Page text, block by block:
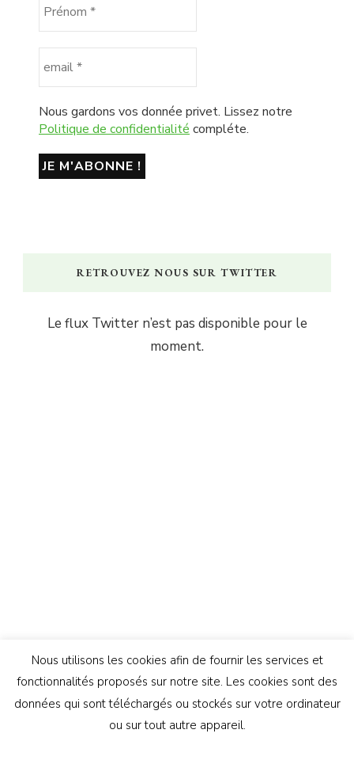
Nous gardons vos donnée privet. Lissez notre
Politique de confidentialité compléte.
RETROUVEZ NOUS SUR TWITTER
Le flux Twitter n’est pas disponible pour le
moment.
Nous utilisons les cookies afin de fournir les services et
fonctionnalités proposés sur notre site. Les cookies sont des
données qui sont téléchargés ou stockés sur votre ordinateur
ou sur tout autre appareil.